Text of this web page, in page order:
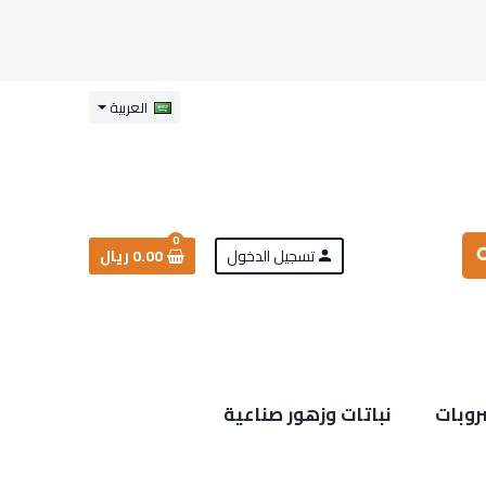
العربية
person تسجيل الدخول
0
0.00 ريال
نباتات وزهور صناعية